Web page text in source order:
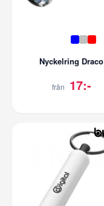
Nyckelring Draco
från 17:-